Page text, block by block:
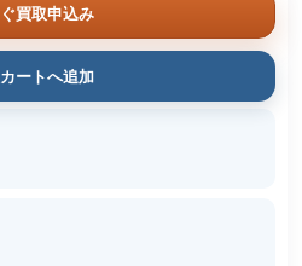
買取申込み
ートへ追加